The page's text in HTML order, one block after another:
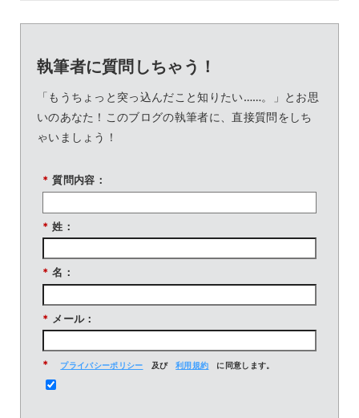
執筆者に質問しちゃう！
「もうちょっと突っ込んだこと知りたい……。」とお思
いのあなた！このブログの執筆者に、直接質問をしち
ゃいましょう！
* 質問内容：
* 姓：
* 名：
* メール：
* プライバシーポリシー 及び 利用規約 に同意します。